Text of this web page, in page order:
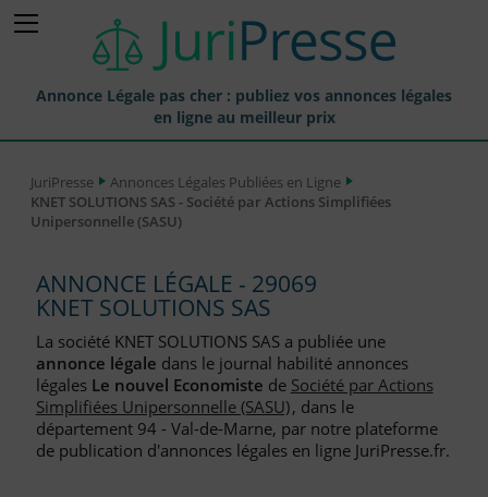
Annonce Légale pas cher : publiez vos annonces légales
en ligne au meilleur prix
Annonces Légales Publiées
Journaux Habilités (JAL) Annonces Légales
Liste des Greffes
Liste des CCI
Le Blog pour les Entreprises
JuriPresse
Annonces Légales Publiées en Ligne
KNET SOLUTIONS SAS - Société par Actions Simplifiées
Unipersonnelle (SASU)
ANNONCE LÉGALE - 29069
KNET SOLUTIONS SAS
La société KNET SOLUTIONS SAS a publiée une
annonce légale dans le journal habilité annonces
légales Le nouvel Economiste de Société par Actions
Simplifiées Unipersonnelle (SASU), dans le
département 94 - Val-de-Marne, par notre plateforme
de publication d'annonces légales en ligne JuriPresse.fr.